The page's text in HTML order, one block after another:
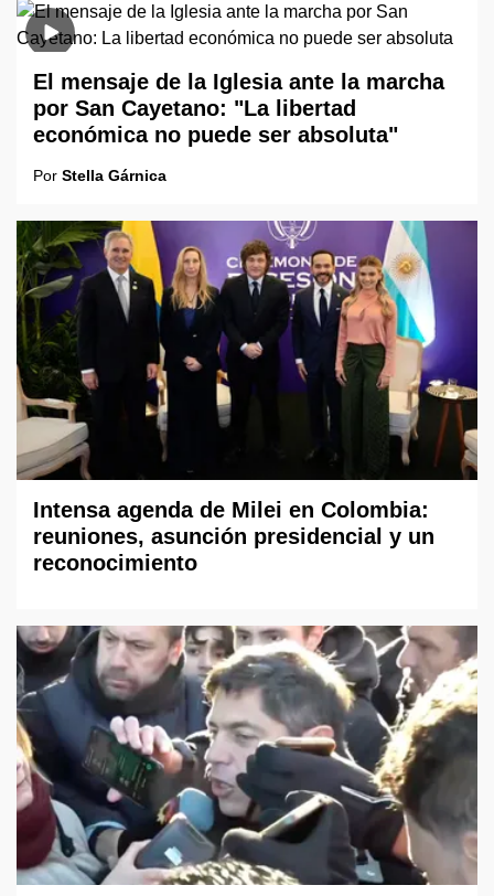
El mensaje de la Iglesia ante la marcha
por San Cayetano: "La libertad
económica no puede ser absoluta"
Por Stella Gárnica
Intensa agenda de Milei en Colombia:
reuniones, asunción presidencial y un
reconocimiento